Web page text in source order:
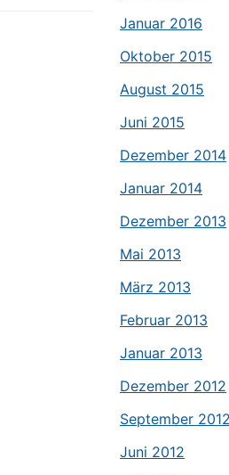
Januar 2016
Oktober 2015
August 2015
Juni 2015
Dezember 2014
Januar 2014
Dezember 2013
Mai 2013
März 2013
Februar 2013
Januar 2013
Dezember 2012
September 2012
Juni 2012